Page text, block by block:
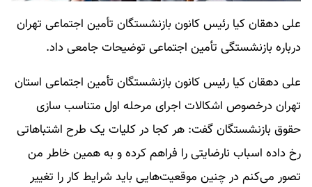
علی دهقان کیا رئیس کانون بازنشستگان تأمین اجتماعی تهران
درباره بازنشستگی تأمین اجتماعی توضیحات جامعی داد.
علی دهقان کیا رئیس کانون بازنشستگان تأمین اجتماعی استان
تهران درخصوص اشکالات اجرای مرحله اول متناسب سازی
حقوق بازنشستگان گفت: هر کجا در کلیات یک طرح اشتباهاتی
رخ داده اسباب نارضایتی را فراهم کرده و به همین خاطر من
تصور می‌کنم در چنین موقعیت‌هایی باید شرایط کار را تغییر